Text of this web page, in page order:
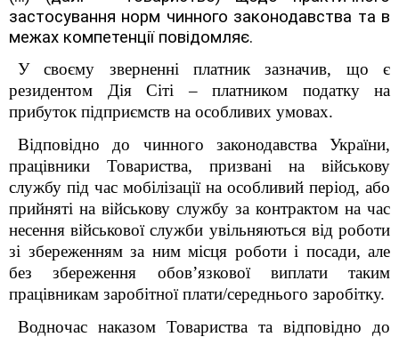
застосування норм чинного законодавства та в
межах компетенції повідомляє.
У своєму зверненні платник зазначив, що є
резидентом Дія Сіті – платником податку на
прибуток підприємств на особливих умовах.
Відповідно до чинного законодавства України,
працівники Товариства, призвані на військову
службу під час мобілізації на особливий період, або
прийняті на військову службу за контрактом на час
несення військової служби увільняються від роботи
зі збереженням за ним місця роботи і посади, але
без збереження обов’язкової виплати таким
працівникам заробітної плати/середнього заробітку.
Водночас наказом Товариства та відповідно до